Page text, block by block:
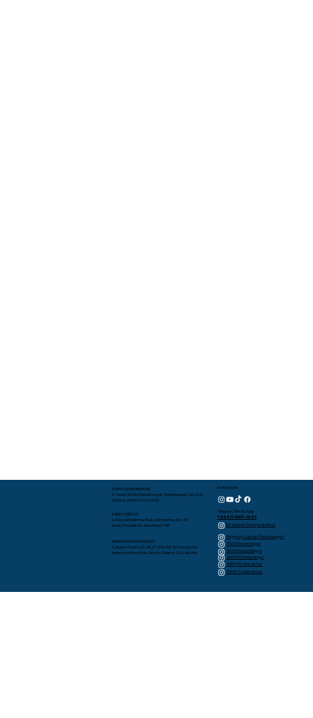
KAMPUS RAWAMANGUN
Jl. Sunan Giri No.1 Rawamangun, Rawamangun, Kec. Pulo
Gadung, Jakarta Timur 13220
KAMPUS BEKASI
Jl. Raya Jati Makmur No.10, Jatimakmur, Kec. Pd.
Gede, Kota Bekasi, Jawa Barat 17413
KAMPUS KEBAYORAN BARU
JL. Bujana Dalam, NO. 48, RT. 009, RW. 01, Gunung, Kec.
Kebayoran Baru, Kota Jakarta Selatan, D.K.I. Jakarta
Kontak Kami
Telepon/WhatsApp
+62 817-0337-1952
RA Sakinah (Kebayoran Baru)
Playgroup Sakinah (Rawamangun)
TKIA 13 Rawamangun
SDIA 13 Rawamangun
SMPIA 12 Rawamangun
SMPIA 55 Jatimakmur
SMAIA 33 Jatimakmur